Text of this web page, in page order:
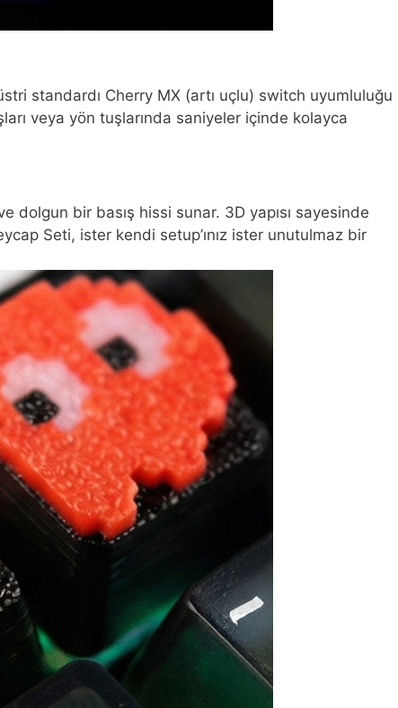
standardı Cherry MX (artı uçlu) switch uyumluluğu
veya yön tuşlarında saniyeler içinde kolayca
dolgun bir basış hissi sunar. 3D yapısı sayesinde
Seti, ister kendi setup’ınız ister unutulmaz bir